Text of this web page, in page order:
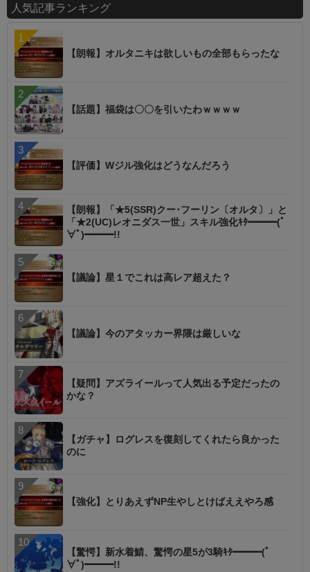
人気記事ランキング
【朗報】オルタニキは欲しいもの全部もらったな
【話題】福袋は〇〇を引いたわｗｗｗｗ
【評価】Wジル強化はどうなんだろう
【朗報】「★5(SSR)クー･フーリン〔オルタ〕」と
「★2(UC)レオニダス一世」スキル強化ｷﾀ━━━(ﾟ
∀ﾟ)━━━!!
【議論】星１でこれは高レア超えた？
【議論】今のアタッカー界隈は厳しいな
【疑問】アズライールって人気出る予定だったの
かな？
【ガチャ】ログレスを復刻してくれたら良かった
のに
【強化】とりあえずNP生やしとけばええやろ感
【驚愕】新水着鯖、驚愕の星5が3騎ｷﾀ━━━(ﾟ
∀ﾟ)━━━!!